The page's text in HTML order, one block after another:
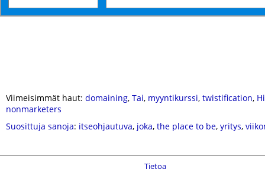
Viimeisimmät haut: domaining, Tai, myyntikurssi, twistification,
nonmarketers
Suosittuja sanoja: itseohjautuva, joka, the place to be, yritys,
Tietoa